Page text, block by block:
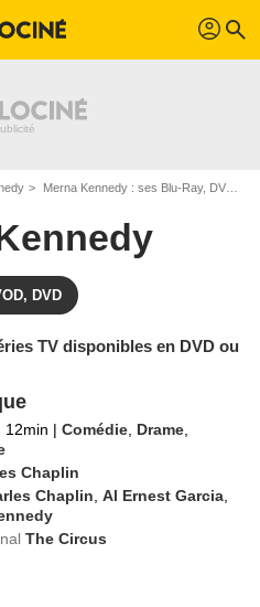
profil search
Merna Kennedy : ses Blu-Ray, DVD, VOD, SVOD
DVD
TV disponibles en DVD ou
12min | Comédie Drame
Chaplin
Chaplin ,Al Ernest Garcia
The Circus